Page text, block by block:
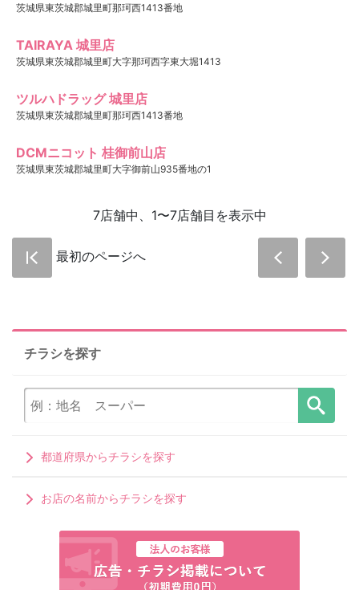
茨城県東茨城郡城里町那珂西1413番地
TAIRAYA 城里店
茨城県東茨城郡城里町大字那珂西字東大堀1413
ツルハドラッグ 城里店
茨城県東茨城郡城里町那珂西1413番地
DCMニコット 桂御前山店
茨城県東茨城郡城里町大字御前山935番地の1
7店舗中、1〜7店舗目を表示中
最初のページへ
チラシを探す
都道府県からチラシを探す
お店の名前からチラシを探す